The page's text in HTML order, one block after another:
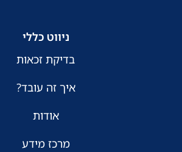
ניווט כללי
בדיקת זכאות
איך זה עובד?
אודות
מרכז מידע